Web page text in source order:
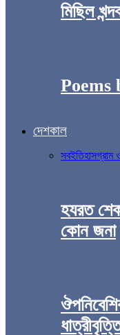
মিছিল
Poems
দেশকাল
সবইতিহাসগ্রাম
হযরত
কোন জনা